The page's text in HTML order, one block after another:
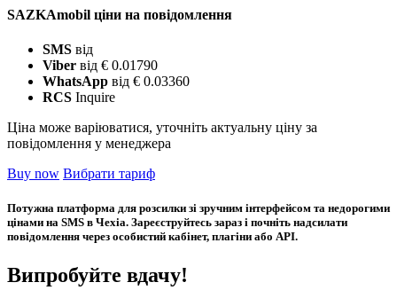
SAZKAmobil ціни на повідомлення
SMS від
Viber від € 0.01790
WhatsApp від € 0.03360
RCS Inquire
Ціна може варіюватися, уточніть актуальну ціну за
повідомлення у менеджера
Buy now Вибрати тариф
Потужна платформа для розсилки зі зручним інтерфейсом та недорогими
цінами на SMS в Чехіа. Зареєструйтесь зараз і почніть надсилати
повідомлення через особистий кабінет, плагіни або API.
Випробуйте вдачу!